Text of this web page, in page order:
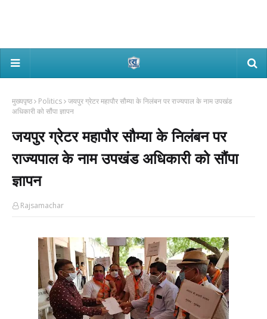
मुख्यपृष्ठ Politics जयपुर ग्रेटर महापौर सौम्या के निलंबन पर राज्यपाल के नाम उपखंड
अधिकारी को सौंपा ज्ञापन
जयपुर ग्रेटर महापौर सौम्या के निलंबन पर
राज्यपाल के नाम उपखंड अधिकारी को सौंपा
ज्ञापन
Rajsamachar